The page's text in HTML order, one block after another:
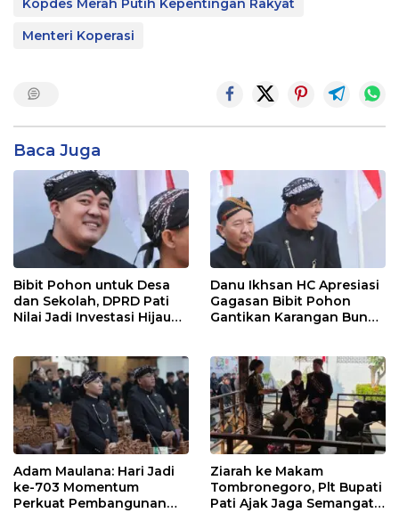
Kopdes Merah Putih Kepentingan Rakyat
Menteri Koperasi
Baca Juga
Bibit Pohon untuk Desa
dan Sekolah, DPRD Pati
Nilai Jadi Investasi Hijau
Danu Ikhsan HC Apresiasi
Gagasan Bibit Pohon
Gantikan Karangan Bunga
Adam Maulana: Hari Jadi
ke-703 Momentum
Perkuat Pembangunan
Ziarah ke Makam
Tombronegoro, Plt Bupati
Pati Ajak Jaga Semangat